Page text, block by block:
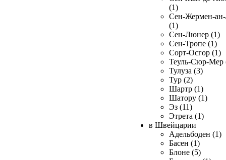
(1)
Сен-Жермен-
(1)
Сен-Люнер (1)
Сен-Тропе (1)
Сорт-Осгор (1)
Теуль-Сюр-Мер
Тулуза (3)
Тур (2)
Шартр (1)
Шатору (1)
Эз (11)
Этрета (1)
в Швейцарии
Адельбоден (1)
Басен (1)
Блоне (5)